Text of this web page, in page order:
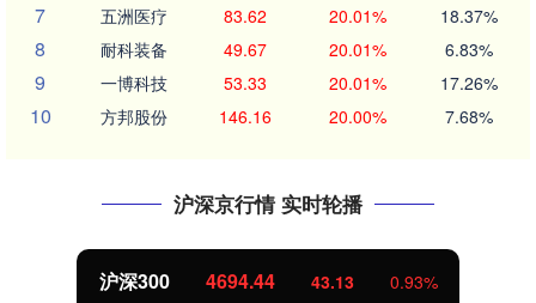
7 五洲医疗 83.62 20.01% 18.37%
8 耐科装备 49.67 20.01% 6.83%
9 一博科技 53.33 20.01% 17.26%
10 方邦股份 146.16 20.00% 7.68%
沪深京行情 实时轮播
沪深300 4694.44 43.13 0.93%